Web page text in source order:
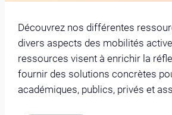
Découvrez nos différentes
divers aspects des mobilités
ressources visent à enrichir la
fournir des solutions concrètes
académiques, publics, privés et